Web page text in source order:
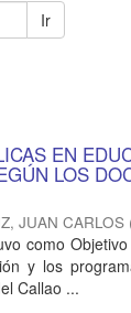
Ir
EN
LOS
JUAN CARLOS
como
y los
Callao ...